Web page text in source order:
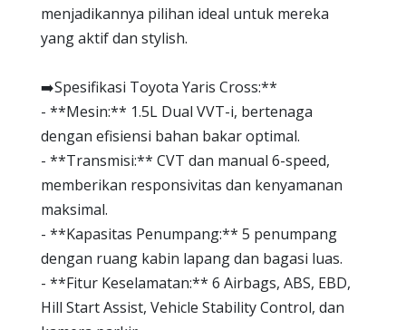
menjadikannya pilihan ideal untuk mereka
yang aktif dan stylish.
➡️Spesifikasi Toyota Yaris Cross:**
- **Mesin:** 1.5L Dual VVT-i, bertenaga
dengan efisiensi bahan bakar optimal.
- **Transmisi:** CVT dan manual 6-speed,
memberikan responsivitas dan kenyamanan
maksimal.
- **Kapasitas Penumpang:** 5 penumpang
dengan ruang kabin lapang dan bagasi luas.
- **Fitur Keselamatan:** 6 Airbags, ABS, EBD,
Hill Start Assist, Vehicle Stability Control, dan